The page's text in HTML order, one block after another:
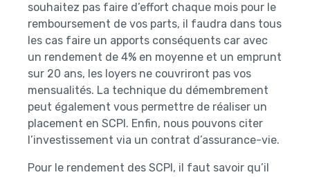
souhaitez pas faire d’effort chaque mois pour le
remboursement de vos parts, il faudra dans tous
les cas faire un apports conséquents car avec
un rendement de 4% en moyenne et un emprunt
sur 20 ans, les loyers ne couvriront pas vos
mensualités. La technique du démembrement
peut également vous permettre de réaliser un
placement en SCPI. Enfin, nous pouvons citer
l’investissement via un contrat d’assurance-vie.
Pour le rendement des SCPI, il faut savoir qu’il